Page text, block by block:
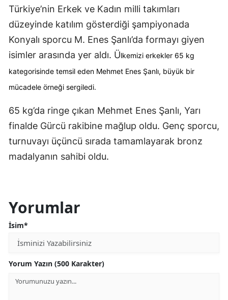
Edirne
Elazığ
Erzincan
Erzurum
Gaziantep
Giresun
Türkiye’nin Erkek ve Kadın milli takımları
düzeyinde katılım gösterdiği şampiyonada
Konyalı sporcu M. Enes Şanlı’da formayı giyen
isimler arasında yer aldı. Ülkemizi erkekler 65 kg
kategorisinde temsil eden Mehmet Enes Şanlı, büyük bir
mücadele örneği sergiledi.
65 kg’da ringe çıkan Mehmet Enes Şanlı, Yarı
finalde Gürcü rakibine mağlup oldu. Genç sporcu,
turnuvayı üçüncü sırada tamamlayarak bronz
madalyanın sahibi oldu.
Yorumlar
İsim*
Yorum Yazın (500 Karakter)